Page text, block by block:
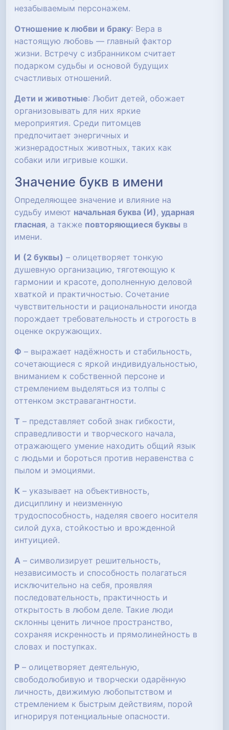
незабываемым персонажем.
Отношение к любви и браку: Вера в
настоящую любовь — главный фактор
жизни. Встречу с избранником считает
подарком судьбы и основой будущих
счастливых отношений.
Дети и животные: Любит детей, обожает
организовывать для них яркие
мероприятия. Среди питомцев
предпочитает энергичных и
жизнерадостных животных, таких как
собаки или игривые кошки.
Значение букв в имени
Определяющее значение и влияние на
судьбу имеют начальная буква (И), ударная
гласная, а также повторяющиеся буквы в
имени.
И (2 буквы) – олицетворяет тонкую
душевную организацию, тяготеющую к
гармонии и красоте, дополненную деловой
хваткой и практичностью. Сочетание
чувствительности и рациональности иногда
порождает требовательность и строгость в
оценке окружающих.
Ф – выражает надёжность и стабильность,
сочетающиеся с яркой индивидуальностью,
вниманием к собственной персоне и
стремлением выделяться из толпы с
оттенком экстравагантности.
Т – представляет собой знак гибкости,
справедливости и творческого начала,
отражающего умение находить общий язык
с людьми и бороться против неравенства с
пылом и эмоциями.
К – указывает на объективность,
дисциплину и неизменную
трудоспособность, наделяя своего носителя
силой духа, стойкостью и врожденной
интуицией.
А – символизирует решительность,
независимость и способность полагаться
исключительно на себя, проявляя
последовательность, практичность и
открытость в любом деле. Такие люди
склонны ценить личное пространство,
сохраняя искренность и прямолинейность в
словах и поступках.
Р – олицетворяет деятельную,
свободолюбивую и творчески одарённую
личность, движимую любопытством и
стремлением к быстрым действиям, порой
игнорируя потенциальные опасности.